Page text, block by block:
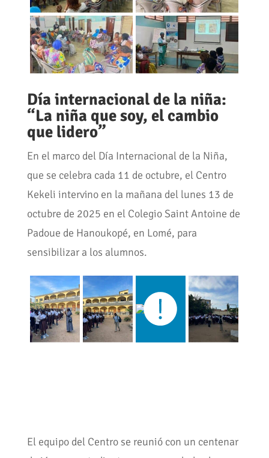
Día internacional de la niña:
“La niña que soy, el cambio
que lidero”
En el marco del Día Internacional de la Niña,
que se celebra cada 11 de octubre, el Centro
Kekeli intervino en la mañana del lunes 13 de
octubre de 2025 en el Colegio Saint Antoine de
Padoue de Hanoukopé, en Lomé, para
sensibilizar a los alumnos.
El equipo del Centro se reunió con un centenar